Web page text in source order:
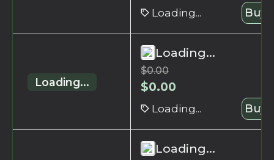
Loading... Buy
Loading...
Loading...
$0.00
$0.00
Loading... Buy
Loading...